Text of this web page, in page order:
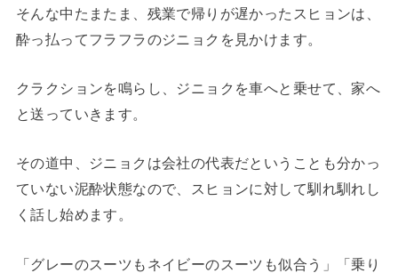
そんな中たまたま、残業で帰りが遅かったスヒョンは、
酔っ払ってフラフラのジニョクを見かけます。
クラクションを鳴らし、ジニョクを車へと乗せて、家へ
と送っていきます。
その道中、ジニョクは会社の代表だということも分かっ
ていない泥酔状態なので、スヒョンに対して馴れ馴れし
く話し始めます。
「グレーのスーツもネイビーのスーツも似合う」「乗り